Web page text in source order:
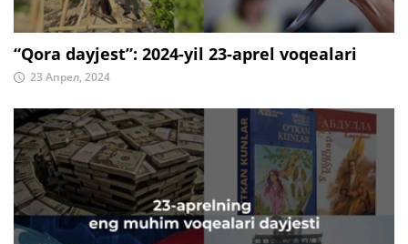
“Qora dayjest”: 2024-yil 23-aprel voqealari
23 Апрел, 2024